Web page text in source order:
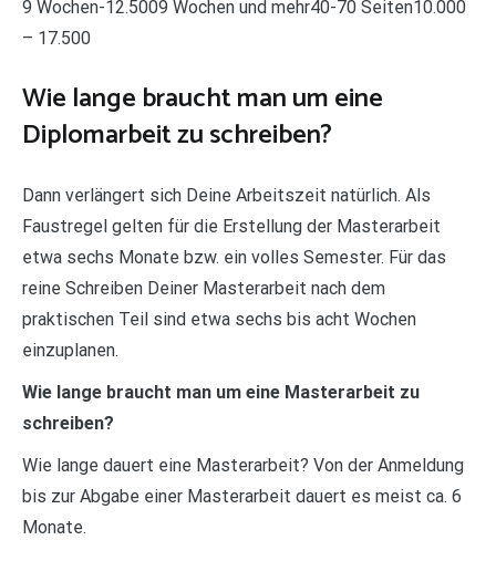
9 Wochen-12.5009 Wochen und mehr40-70 Seiten10.000
– 17.500
Wie lange braucht man um eine
Diplomarbeit zu schreiben?
Dann verlängert sich Deine Arbeitszeit natürlich. Als
Faustregel gelten für die Erstellung der Masterarbeit
etwa sechs Monate bzw. ein volles Semester. Für das
reine Schreiben Deiner Masterarbeit nach dem
praktischen Teil sind etwa sechs bis acht Wochen
einzuplanen.
Wie lange braucht man um eine Masterarbeit zu
schreiben?
Wie lange dauert eine Masterarbeit? Von der Anmeldung
bis zur Abgabe einer Masterarbeit dauert es meist ca. 6
Monate.